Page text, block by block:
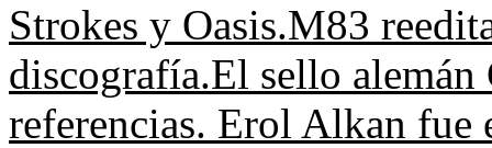
Strokes y Oasis.M83
discografía.El sello alemán
referencias. Erol Alkan fue